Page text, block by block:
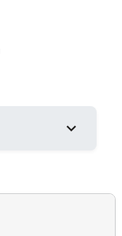
expand_more